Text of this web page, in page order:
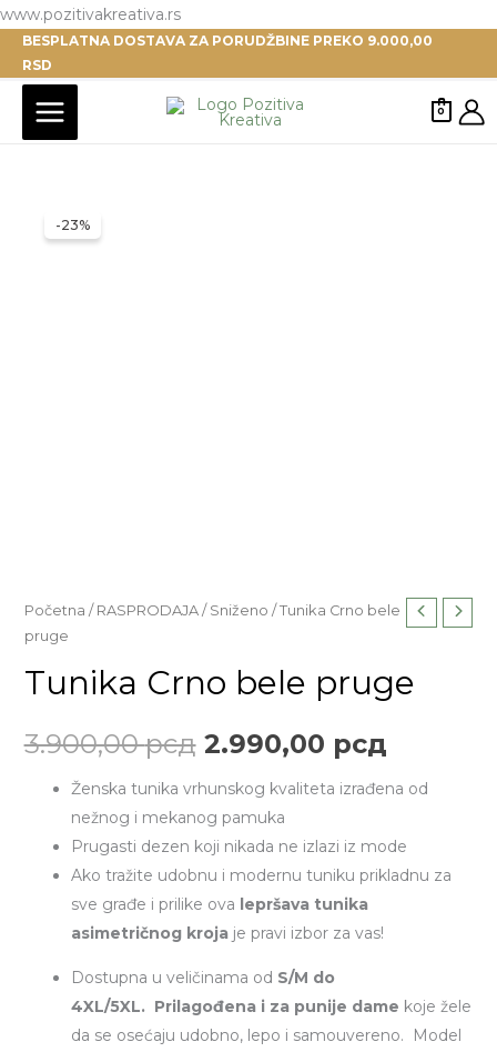
www.pozitivakreativa.rsPređi
na
BESPLATNA DOSTAVA ZA PORUDŽBINE PREKO 9.000,00
RSD
0
-23%
Početna / RASPRODAJA/ Sniženo / Tunika Crno bele
pruge
Tunika Crno bele pruge
3.900,00рсд
Originalna
cena
3.900,00 рсд.
2.990,00 рсд
cena
Ženska tunika vrhunskog kvaliteta izrađena od
nežnog i mekanog pamuka
Prugasti dezen koji nikada ne izlazi iz mode
Ako tražite udobnu i modernu tuniku prikladnu za
sve građe i prilike ova lepršava tunika
asimetričnog kroja je pravi izbor za vas!
Dostupna u veličinama od S/M do
4XL/5XL. Prilagođena i za punije dame koje žele
da se osećaju udobno, lepo i samouvereno.
Model
Tunika
Crno
bele
pruge